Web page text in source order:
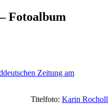
Fotoalbum
Zeitung am
Titelfoto: Karin Rocholl